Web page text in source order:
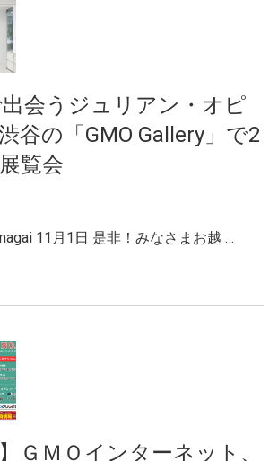
会うジュリアン・オピ
谷の「GMO Gallery」で2
覧会
11月1日 是非！みなさまお越 …
ＧＭＯインターネット、